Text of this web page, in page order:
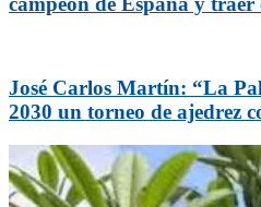
José Carlos Martín: “La
2030 un torneo de ajedrez